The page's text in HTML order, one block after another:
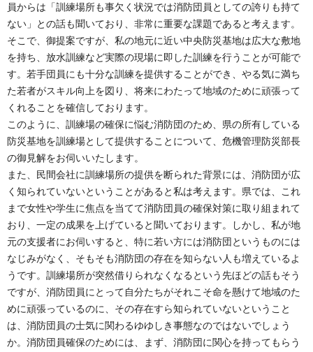
員からは「訓練場所も事欠く状況では消防団員としての誇りも持て
ない」との話も聞いており、非常に重要な課題であると考えます。
そこで、御提案ですが、私の地元に近い中央防災基地は広大な敷地
を持ち、放水訓練など実際の現場に即した訓練を行うことが可能で
す。若手団員にも十分な訓練を提供することができ、やる気に満ち
た若者がスキル向上を図り、将来にわたって地域のために頑張って
くれることを確信しております。
このように、訓練場の確保に悩む消防団のため、県の所有している
防災基地を訓練場として提供することについて、危機管理防災部長
の御見解をお伺いいたします。
また、民間会社に訓練場所の提供を断られた背景には、消防団が広
く知られていないということがあると私は考えます。県では、これ
まで女性や学生に焦点を当てて消防団員の確保対策に取り組まれて
おり、一定の成果を上げていると聞いております。しかし、私が地
元の支援者にお伺いすると、特に若い方には消防団というものには
なじみがなく、そもそも消防団の存在を知らない人も増えているよ
うです。訓練場所が突然借りられなくなるという先ほどの話もそう
ですが、消防団員にとって自分たちがそれこそ命を懸けて地域のた
めに頑張っているのに、その存在すら知られていないということ
は、消防団員の士気に関わるゆゆしき事態なのではないでしょう
か。消防団員確保のためには、まず、消防団に関心を持ってもらう